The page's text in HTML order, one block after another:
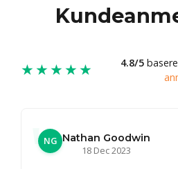
★★★★★ 4.8/5
NG Nathan Goodwin
18 Dec 2023